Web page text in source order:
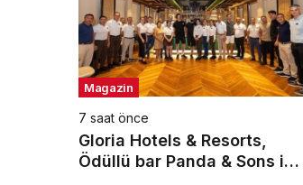
Magazin
7 saat önce
Gloria Hotels & Resorts,
Ödüllü bar Panda & Sons ile